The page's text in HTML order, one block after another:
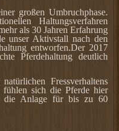
großen Umbruchphase.
Haltungsverfahren
als 30 Jahren Erfahrung
unser Aktivstall nach den
entworfen.Der 2017
Pferdehaltung deutlich
Fressverhaltens
fühlen sich die Pferde hier
die Anlage für bis zu 60